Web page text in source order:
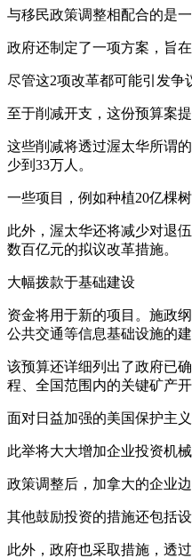
与移民政策调整相配合的是
政府还制定了一项方案，旨
尽管这2项改革都可能引发争
至于削减开支，这份预算案
这些削减将透过渥太华所谓
少到33万人。
一些项目，例如种植20亿棵
此外，渥太华还将减少对退
数百亿元的拟议改革措施。
大幅拨款于基础建设
资金将用于新的项目。施政
公共交通等信息基础设施的建
该预算还详细列出了政府已
程、全国范围内的关键矿产
面对日益加强的美国保护主
此举将大大增加企业投资机
政策调整后，加拿大的企业
其他鼓励投资的措施还包括
此外，政府也采取措施，透